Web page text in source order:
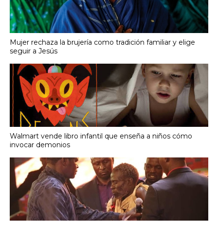
Mujer rechaza la brujería como tradición familiar y elige
seguir a Jesús
Walmart vende libro infantil que enseña a niños cómo
invocar demonios